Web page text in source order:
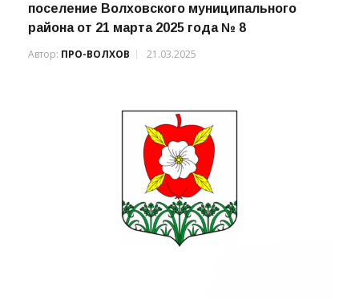
поселение Волховского муниципального
района от 21 марта 2025 года № 8
Автор: ПРО-ВОЛХОВ 21.03.2025